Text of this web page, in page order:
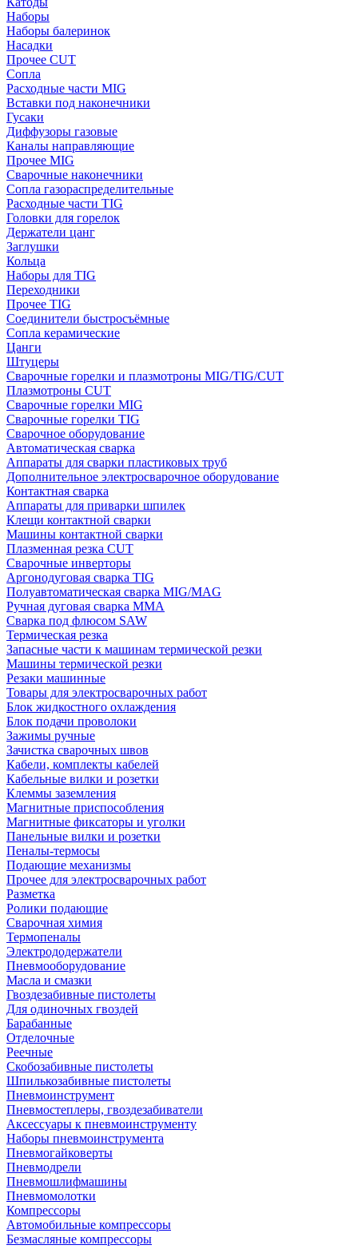
Наборы
Наборы балеринок
Насадки
Прочее CUT
Сопла
Расходные части MIG
Вставки под наконечники
Гусаки
Диффузоры газовые
Каналы направляющие
Прочее MIG
Сварочные наконечники
Сопла газораспределительные
Расходные части TIG
Головки для горелок
Держатели цанг
Заглушки
Кольца
Наборы для TIG
Переходники
Прочее TIG
Соединители быстросъёмные
Сопла керамические
Цанги
Штуцеры
Сварочные горелки и плазмотроны MIG/TIG/CUT
Плазмотроны CUT
Сварочные горелки MIG
Сварочные горелки TIG
Сварочное оборудование
Автоматическая сварка
Аппараты для сварки пластиковых труб
Дополнительное электросварочное оборудование
Контактная сварка
Аппараты для приварки шпилек
Клещи контактной сварки
Машины контактной сварки
Плазменная резка CUT
Сварочные инверторы
Аргонодуговая сварка TIG
Полуавтоматическая сварка MIG/MAG
Ручная дуговая сварка MMA
Сварка под флюсом SAW
Термическая резка
Запасные части к машинам термической резки
Машины термической резки
Резаки машинные
Товары для электросварочных работ
Блок жидкостного охлаждения
Блок подачи проволоки
Зажимы ручные
Зачистка сварочных швов
Кабели, комплекты кабелей
Кабельные вилки и розетки
Клеммы заземления
Магнитные приспособления
Магнитные фиксаторы и уголки
Панельные вилки и розетки
Пеналы-термосы
Подающие механизмы
Прочее для электросварочных работ
Разметка
Ролики подающие
Сварочная химия
Термопеналы
Электрододержатели
Пневмооборудование
Масла и смазки
Гвоздезабивные пистолеты
Для одиночных гвоздей
Барабанные
Отделочные
Реечные
Скобозабивные пистолеты
Шпилькозабивные пистолеты
Пневмоинструмент
Пневмостеплеры, гвоздезабиватели
Аксессуары к пневмоинструменту
Наборы пневмоинструмента
Пневмогайковерты
Пневмодрели
Пневмошлифмашины
Пневмомолотки
Компрессоры
Автомобильные компрессоры
Безмасляные компрессоры